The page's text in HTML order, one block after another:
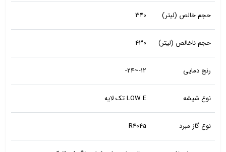
حجم خالص (لیتر) 340
حجم ناخالص (لیتر) 430
رنج دمایی 12-~24-
نوع شیشه LOW E تک لایه
نوع گاز مبرد R404a